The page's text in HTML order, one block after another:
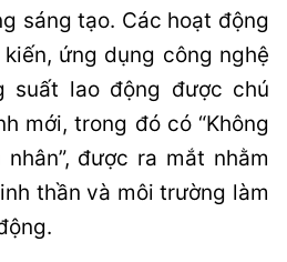
sáng tạo. Các hoạt động
ứng dụng công nghệ
suất lao động được chú
mới, trong đó có “Không
được ra mắt nhằm
thần và môi trường làm